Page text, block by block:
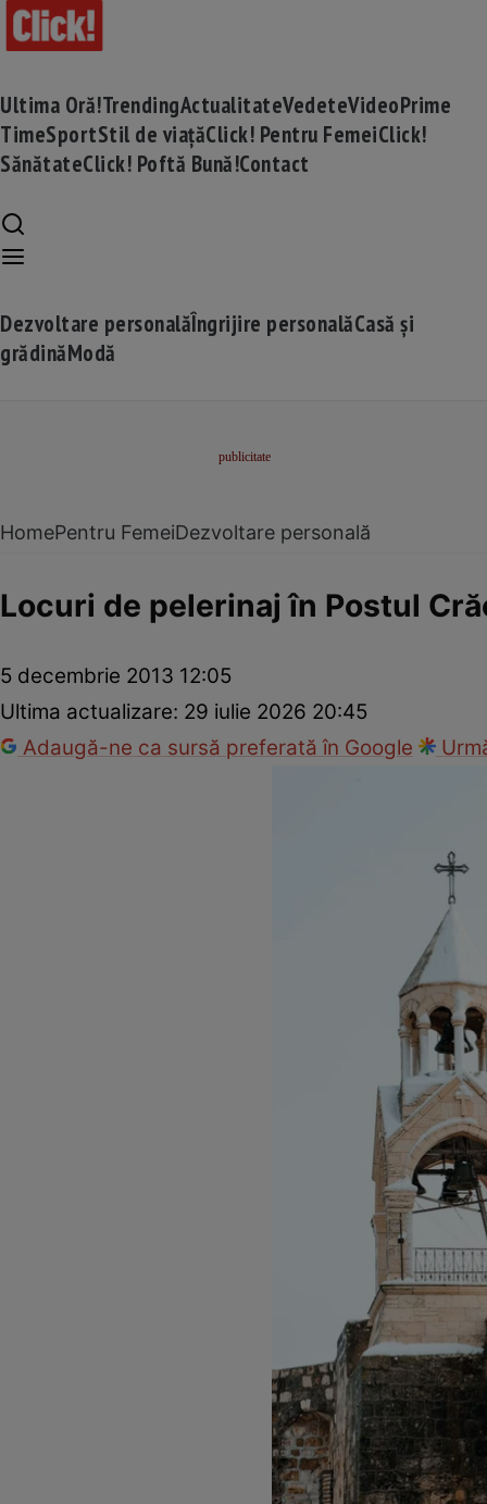
Ultima Oră!TrendingActualitateVedeteVideoPrime
TimeSportStil de viațăClick! Pentru FemeiClick!
SănătateClick! Poftă Bună!Contact
Dezvoltare personalăÎngrijire personalăCasă și
grădinăModă
HomePentru FemeiDezvoltare personală
Locuri de pelerinaj în Postul
5 decembrie 2013 12:05
Ultima actualizare: 29 iulie 2026 20:45
Adaugă-ne ca sursă preferată în Google